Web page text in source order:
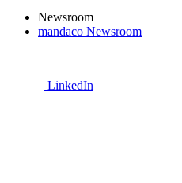
Newsroom
mandaco Newsroom
LinkedIn